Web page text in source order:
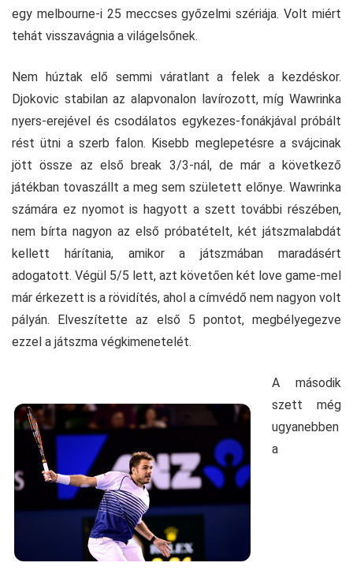
egy melbourne-i 25 meccses győzelmi szériája. Volt miért
tehát visszavágnia a világelsőnek.
Nem húztak elő semmi váratlant a felek a kezdéskor.
Djokovic stabilan az alapvonalon lavírozott, míg Wawrinka
nyers-erejével és csodálatos egykezes-fonákjával próbált
rést ütni a szerb falon. Kisebb meglepetésre a svájcinak
jött össze az első break 3/3-nál, de már a következő
játékban tovaszállt a meg sem született előnye. Wawrinka
számára ez nyomot is hagyott a szett további részében,
nem bírta nagyon az első próbatételt, két játszmalabdát
kellett hárítania, amikor a játszmában maradásért
adogatott. Végül 5/5 lett, azt követően két love game-mel
már érkezett is a rövidítés, ahol a címvédő nem nagyon volt
pályán. Elveszítette az első 5 pontot, megbélyegezve
ezzel a játszma végkimenetelét.
A második
szett még
ugyanebben
a